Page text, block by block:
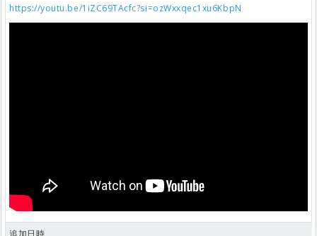
https://youtu.be/1iZC69TAcfc?si=ozWxxqec1xu6KbpN
追加日時